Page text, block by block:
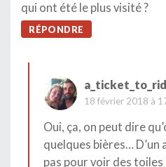
qui ont été le plus visité ?
RÉPONDRE
18 février 2018 à
Oui, ça, on peut dire
quelques bières…
pas pour voir des toiles